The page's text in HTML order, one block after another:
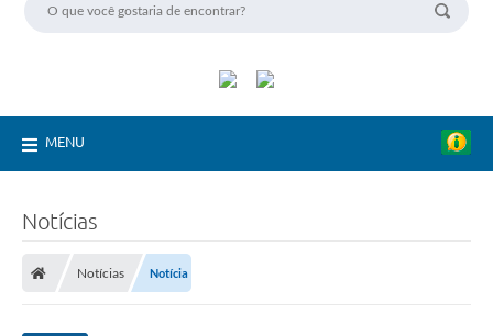
MENU
Notícias
Notícias Notícia